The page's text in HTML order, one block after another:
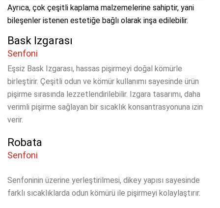
Ayrıca, çok çeşitli kaplama malzemelerine sahiptir, yani
bileşenler istenen estetiğe bağlı olarak inşa edilebilir.
Bask Izgarası
Senfoni
Eşsiz Bask Izgarası, hassas pişirmeyi doğal kömürle
birleştirir. Çeşitli odun ve kömür kullanımı sayesinde ürün
pişirme sırasında lezzetlendirilebilir. Izgara tasarımı, daha
verimli pişirme sağlayan bir sıcaklık konsantrasyonuna izin
verir.
Robata
Senfoni
Senfoninin üzerine yerleştirilmesi, dikey yapısı sayesinde
farklı sıcaklıklarda odun kömürü ile pişirmeyi kolaylaştırır.